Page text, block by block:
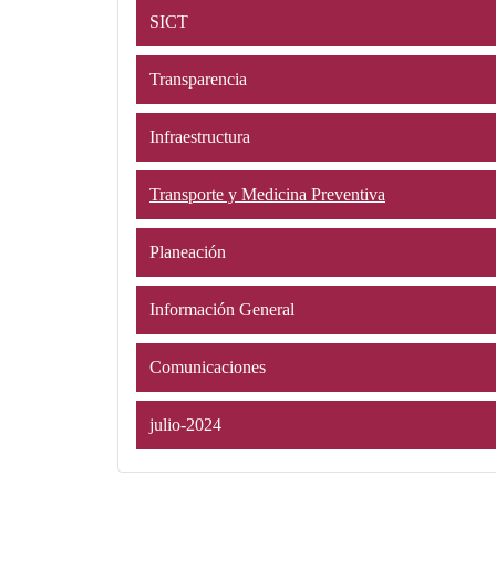
SICT
Transparencia
Infraestructura
Transporte y Medicina Preventiva
Planeación
Información General
Comunicaciones
julio-2024